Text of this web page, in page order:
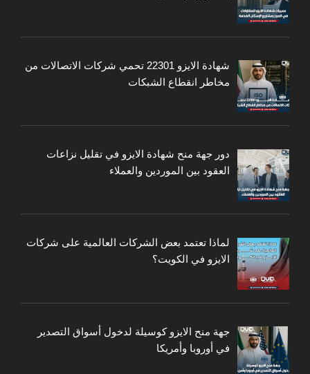
شهادة الايزو 22301 تحمي شركات الاتصالات من
مخاطر انقطاع الشبكات
دور جهة منح شهادة الايزو في تقليل نزاعات
العقود بين الموردين والعملاء
لماذا تعتمد بعض الشركات العالمية على شركات
الايزو في الكويت؟
جهة منح الايزو كوسيلة لدخول أسواق التصدير
في أوروبا وأمريكا